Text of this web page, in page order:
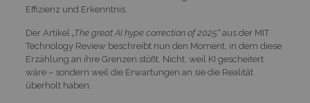
Effizienz und Erkenntnis.
Der Artikel „The great AI hype correction of 2025“aus der MIT
Technology Review beschreibt nun den Moment, in dem diese
Erzählung an ihre Grenzen stößt. Nicht, weil KI gescheitert
wäre – sondern weil die Erwartungen an sie die Realität
überholt haben.